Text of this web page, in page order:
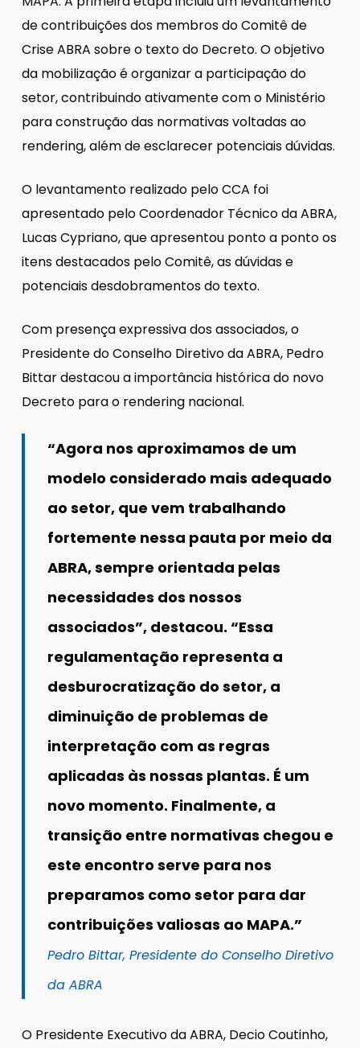
de contribuições dos membros do Comitê de
Crise ABRA sobre o texto do Decreto. O objetivo
da mobilização é organizar a participação do
setor, contribuindo ativamente com o Ministério
para construção das normativas voltadas ao
rendering, além de esclarecer potenciais dúvidas.
O levantamento realizado pelo CCA foi
apresentado pelo Coordenador Técnico da ABRA,
Lucas Cypriano, que apresentou ponto a ponto os
itens destacados pelo Comitê, as dúvidas e
potenciais desdobramentos do texto.
Com presença expressiva dos associados, o
Presidente do Conselho Diretivo da ABRA, Pedro
Bittar destacou a importância histórica do novo
Decreto para o rendering nacional.
“Agora nos aproximamos de um
modelo considerado mais adequado
ao setor, que vem trabalhando
fortemente nessa pauta por meio da
ABRA, sempre orientada pelas
necessidades dos nossos
associados”, destacou. “Essa
regulamentação representa a
desburocratização do setor, a
diminuição de problemas de
interpretação com as regras
aplicadas às nossas plantas. É um
novo momento. Finalmente, a
transição entre normativas chegou e
este encontro serve para nos
preparamos como setor para dar
contribuições valiosas ao MAPA.”
Pedro Bittar, Presidente do Conselho Diretivo
da ABRA
O Presidente Executivo da ABRA, Decio Coutinho,